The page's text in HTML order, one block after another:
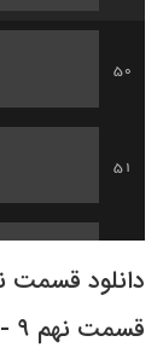
50
51
قسمت نهم ۹ - آینت